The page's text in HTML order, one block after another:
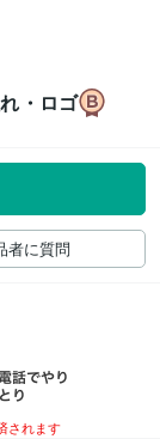
・ロゴ
者に質問
されます